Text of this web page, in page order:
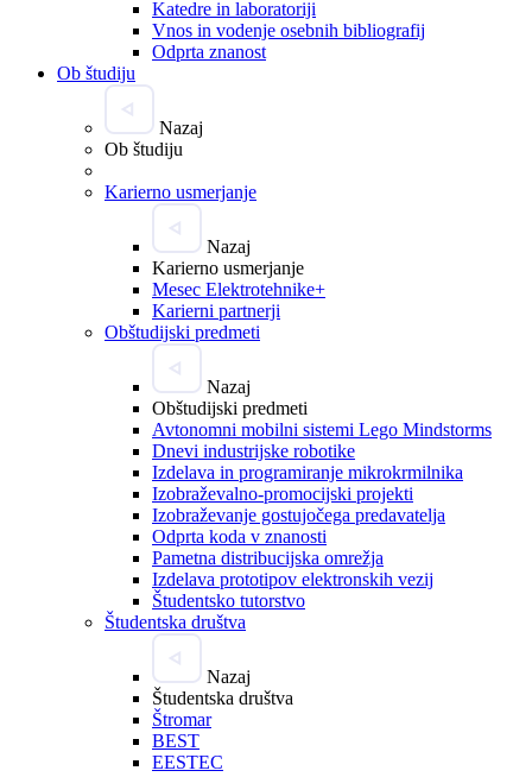
Katedre in laboratoriji
Vnos in vodenje osebnih bibliografij
Odprta znanost
Ob študiju
Nazaj
Ob študiju
Karierno usmerjanje
Nazaj
Karierno usmerjanje
Mesec Elektrotehnike+
Karierni partnerji
Obštudijski predmeti
Nazaj
Obštudijski predmeti
Avtonomni mobilni sistemi Lego Mindstorms
Dnevi industrijske robotike
Izdelava in programiranje mikrokrmilnika
Izobraževalno-promocijski projekti
Izobraževanje gostujočega predavatelja
Odprta koda v znanosti
Pametna distribucijska omrežja
Izdelava prototipov elektronskih vezij
Študentsko tutorstvo
Študentska društva
Nazaj
Študentska društva
Štromar
BEST
EESTEC